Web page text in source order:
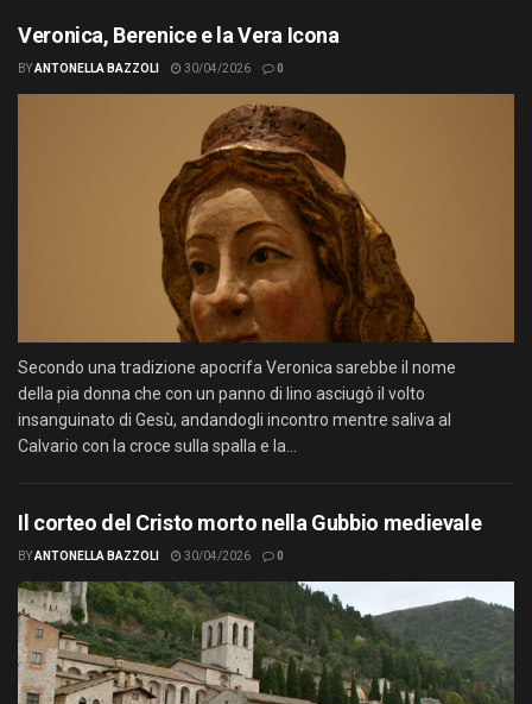
Veronica, Berenice e la Vera Icona
BYANTONELLA BAZZOLI 30/04/2026 0
Secondo una tradizione apocrifa Veronica sarebbe il nome
della pia donna che con un panno di lino asciugò il volto
insanguinato di Gesù, andandogli incontro mentre saliva al
Calvario con la croce sulla spalla e la...
Il corteo del Cristo morto nella Gubbio medievale
BYANTONELLA BAZZOLI 30/04/2026 0